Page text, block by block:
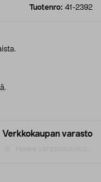
Tuotenro: 41-2392
Verkkokaupan varasto